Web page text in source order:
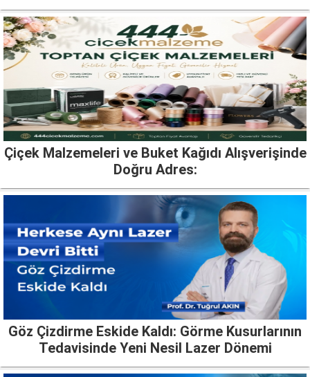
Çiçek Malzemeleri ve Buket Kağıdı Alışverişinde
Doğru Adres:
Göz Çizdirme Eskide Kaldı: Görme Kusurlarının
Tedavisinde Yeni Nesil Lazer Dönemi